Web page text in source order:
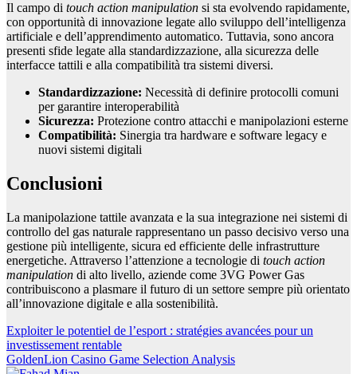
Il campo di touch action manipulation si sta evolvendo rapidamente,
con opportunità di innovazione legate allo sviluppo dell’intelligenza
artificiale e dell’apprendimento automatico. Tuttavia, sono ancora
presenti sfide legate alla standardizzazione, alla sicurezza delle
interfacce tattili e alla compatibilità tra sistemi diversi.
Standardizzazione: Necessità di definire protocolli comuni
per garantire interoperabilità
Sicurezza: Protezione contro attacchi e manipolazioni esterne
Compatibilità: Sinergia tra hardware e software legacy e
nuovi sistemi digitali
Conclusioni
La manipolazione tattile avanzata e la sua integrazione nei sistemi di
controllo del gas naturale rappresentano un passo decisivo verso una
gestione più intelligente, sicura ed efficiente delle infrastrutture
energetiche. Attraverso l’attenzione a tecnologie di touch action
manipulation di alto livello, aziende come 3VG Power Gas
contribuiscono a plasmare il futuro di un settore sempre più orientato
all’innovazione digitale e alla sostenibilità.
Post
navigation
Exploiter le potentiel de l’esport : stratégies avancées pour un
investissement rentable
GoldenLion Casino Game Selection Analysis